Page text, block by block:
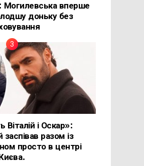
вперше
доньку без
Віталій і Оскар»:
разом із
просто в центрі